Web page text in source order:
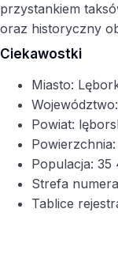
przystankiem
oraz historyczny
Ciekawostki
Miasto:
Powiat:
Populacja: 35
Strefa
Tablice